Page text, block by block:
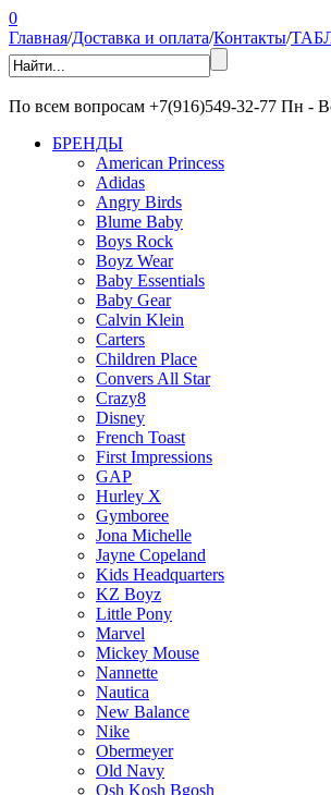
0
Главная/Доставка и оплата/Контакты/
По всем вопросам +7(916)549-32-77 Пн -
БРЕНДЫ
American Princess
Adidas
Angry Birds
Blume Baby
Boys Rock
Boyz Wear
Baby Essentials
Baby Gear
Calvin Klein
Carters
Children Place
Convers All Star
Crazy8
Disney
French Toast
First Impressions
GAP
Hurley X
Gymboree
Jona Michelle
Jayne Copeland
Kids Headquarters
KZ Boyz
Little Pony
Marvel
Mickey Mouse
Nannette
Nautica
New Balance
Nike
Obermeyer
Old Navy
Osh Kosh Bgosh